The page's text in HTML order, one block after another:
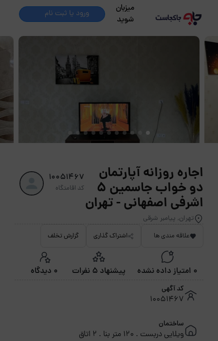
میزبان
شوید
ورود یا ثبت نام
اجاره روزانه آپارتمان
دو خواب جاسمین ۵
اشرفی اصفهانی - تهران
تهران, پیامبر شرقی
10051467
کد اقامتگاه
علاقه مندی ها اشتراک گذاری گزارش تخلف
0 امتیاز داده نشده پیشنهاد 5 نفرات 0 دیدگاه
کد آگهی
10051467
ساختمان
ویلایی دربست . 120 متر بنا . 2 اتاق